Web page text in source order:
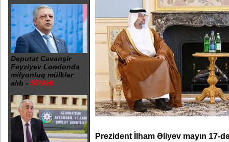
Deputat Cavanşir
Feyziyev Londonda
milyonluq mülklər
alıb - SİYAHI
Prezident İlham Əliyev mayın 17-